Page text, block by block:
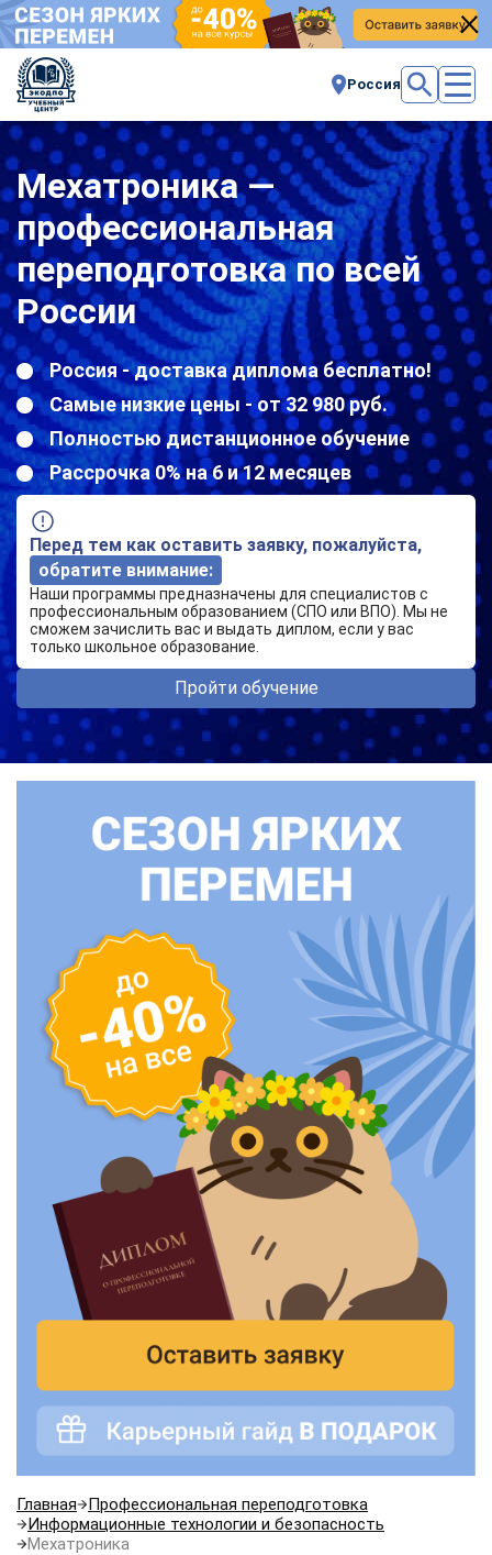
Россия
Мехатроника —
профессиональная
переподготовка по всей
России
Россия - доставка диплома бесплатно!
Самые низкие цены - от 32 980 руб.
Полностью дистанционное обучение
Рассрочка 0% на 6 и 12 месяцев
Перед тем как оставить заявку, пожалуйста,
обратите внимание:
Наши программы предназначены для специалистов с
профессиональным образованием (СПО или ВПО). Мы не
сможем зачислить вас и выдать диплом, если у вас
только школьное образование.
Пройти обучение
Главная
Профессиональная переподготовка
Информационные технологии и безопасность
Мехатроника